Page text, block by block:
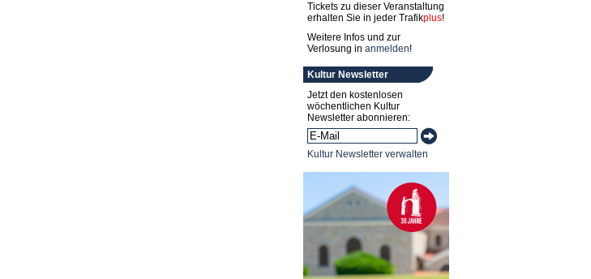
Tickets zu dieser Veranstaltung
erhalten Sie in jeder Trafikplus!
Weitere Infos und zur
Verlosung in anmelden!
Kultur Newsletter
Jetzt den kostenlosen
wöchentlichen Kultur
Newsletter abonnieren:
Kultur Newsletter verwalten